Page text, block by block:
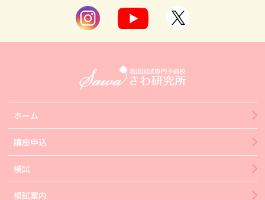
ホーム
講座申込
模試
模試案内